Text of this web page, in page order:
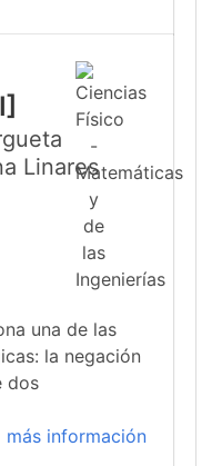
Linares
una de las
la negación
dos
más información